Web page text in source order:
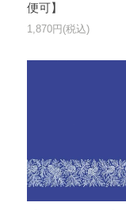
便可】
1,870円(税込)